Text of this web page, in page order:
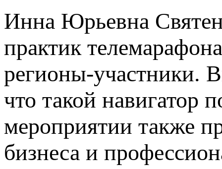
Инна Юрьевна
практик
регионы-участники.
что такой навигатор
мероприятии также
бизнеса и